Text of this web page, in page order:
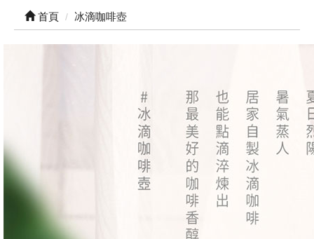
首頁 冰滴咖啡壺